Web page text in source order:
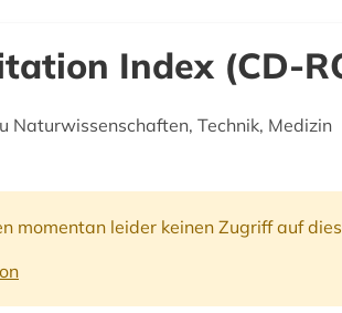
Index (CD-
Naturwissenschaften, Technik, Medizin
momentan leider keinen Zugriff auf